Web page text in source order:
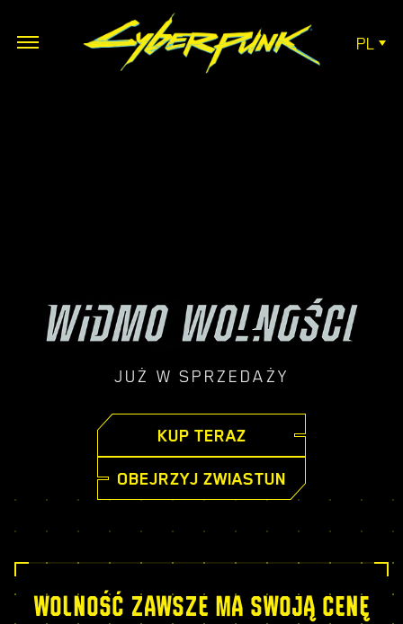
PL
JUŻ W SPRZEDAŻY
KUP TERAZ
OBEJRZYJ ZWIASTUN
WOLNOŚĆ ZAWSZE MA SWOJĄ CENĘ